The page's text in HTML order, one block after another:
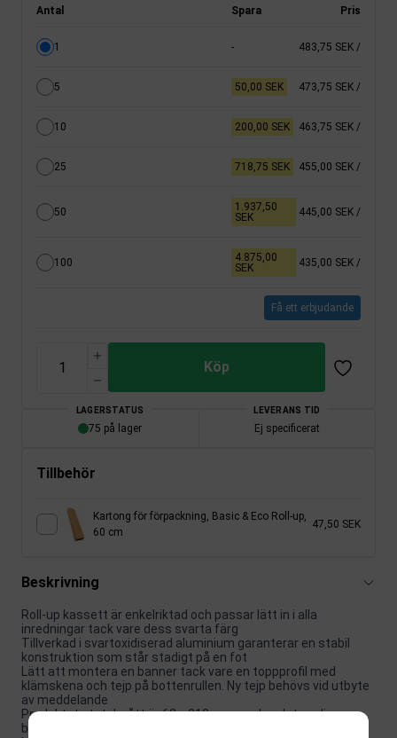
Antal Spara Pris
1 - 483,75 SEK /
5 50,00 SEK 473,75 SEK /
10 200,00 SEK 463,75 SEK /
25 718,75 SEK 455,00 SEK /
50
1.937,50
SEK
445,00 SEK /
100
4.875,00
SEK
435,00 SEK /
Få ett erbjudande
Köp
LAGERSTATUS
75 på lager
LEVERANS TID
Ej specificerat
Tillbehör
Kartong för förpackning, Basic & Eco Roll-up,
60 cm
47,50 SEK
Beskrivning
Roll-up kassett är enkelriktad och passar lätt in i alla
inredningar tack vare dess svarta färg
Tillverkad i svartoxidiserad aluminium garanterar en stabil
konstruktion som står stadigt på en fot
Lätt att montera en banner tack vare en toppprofil med
klämskena och tejp på bottenrullen. Ny tejp behövs vid utbyte
av meddelande
Produktets totalmått är 62 x 212 cm, medan det synliga
bannerstorleken är 60 x 200 cm - passar bra i de flesta rum